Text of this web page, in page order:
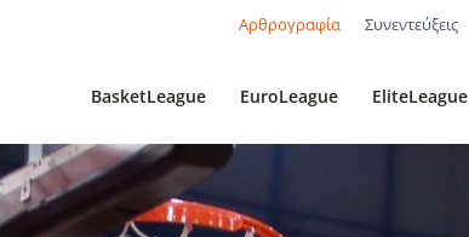
Αρθρογραφία Συνεντεύξεις
BasketLeague EuroLeague EliteLeague